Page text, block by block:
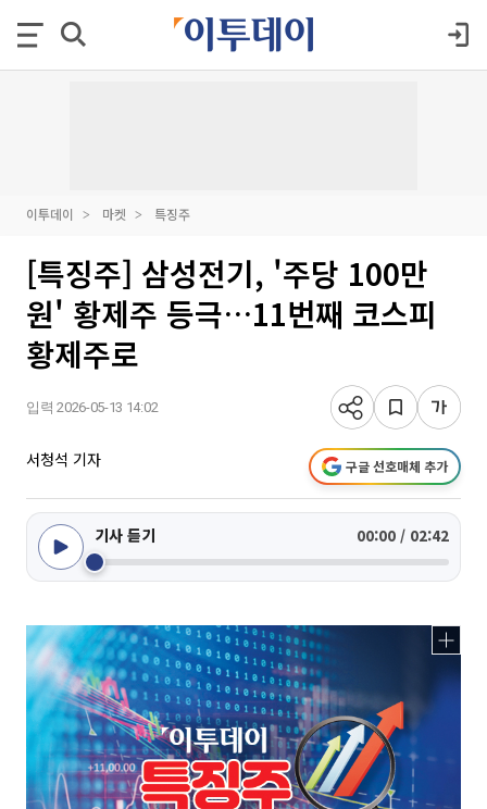
이투데이 마켓 특징주
[특징주] 삼성전기, '주당 100만
원' 황제주 등극…11번째 코스피
황제주로
입력 2026-05-13 14:02
서청석 기자 구글 선호매체 추가
기사 듣기 00:00 / 02:42